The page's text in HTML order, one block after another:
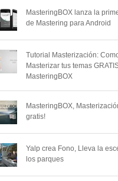
MasteringBOX lanza la
de Mastering para Android
Tutorial Masterización:
Masterizar tus temas
MasteringBOX
MasteringBOX,
gratis!
Yalp crea Fono, Lleva la
los parques